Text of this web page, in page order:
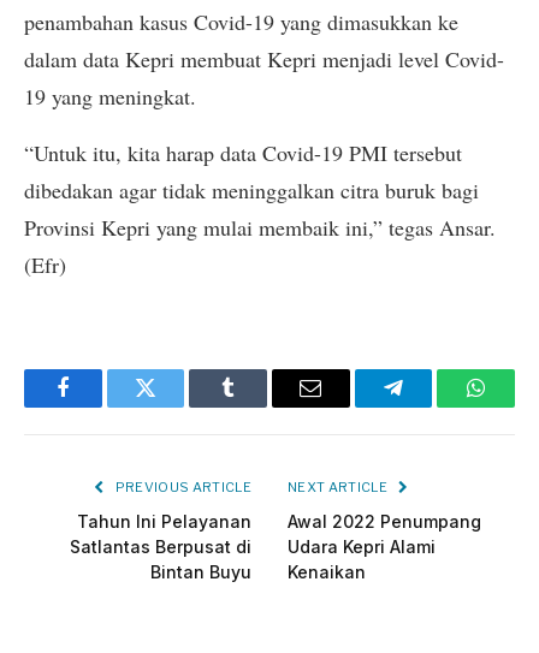
penambahan kasus Covid-19 yang dimasukkan ke
dalam data Kepri membuat Kepri menjadi level Covid-
19 yang meningkat.
“Untuk itu, kita harap data Covid-19 PMI tersebut
dibedakan agar tidak meninggalkan citra buruk bagi
Provinsi Kepri yang mulai membaik ini,” tegas Ansar.
(Efr)
FacebookTwitter Tumblr Email Telegram
PREVIOUS ARTICLE
Tahun Ini Pelayanan
Satlantas Berpusat di
Bintan Buyu
NEXT ARTICLE
Awal 2022 Penumpang
Udara Kepri Alami
Kenaikan